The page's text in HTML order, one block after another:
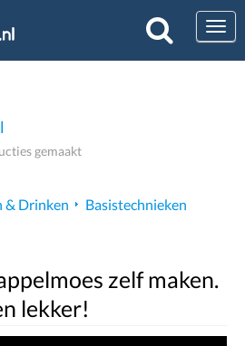
gemaakt
& Drinken
Basistechnieken
zelf maken.
lekker!